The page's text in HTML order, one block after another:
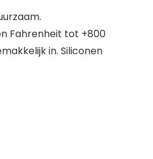
Fahrenheit tot +800
in. Siliconen